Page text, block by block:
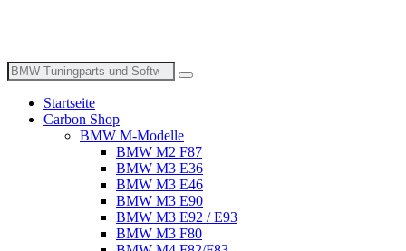
Suche
nach:
Startseite
Carbon Shop
BMW M-Modelle
BMW M2 F87
BMW M3 E36
BMW M3 E46
BMW M3 E90
BMW M3 E92 / E93
BMW M3 F80